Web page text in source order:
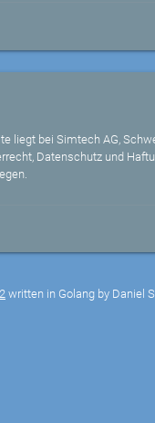
liegt bei Simtech AG,
Datenschutz und
written in Golang by Daniel